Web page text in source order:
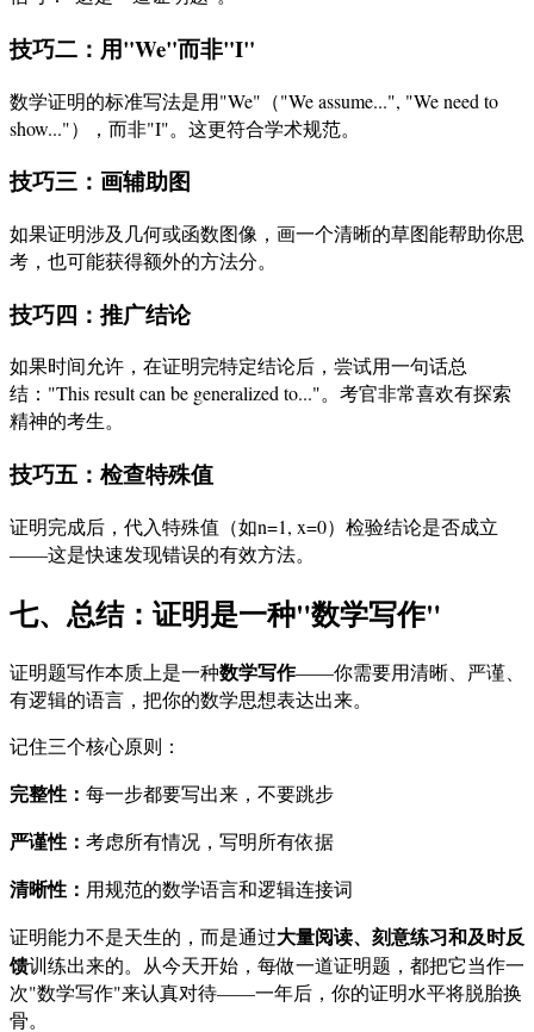
技巧二：用"We"而非"I"
数学证明的标准写法是用"We"（"We assume...", "We need to
show..."），而非"I"。这更符合学术规范。
技巧三：画辅助图
如果证明涉及几何或函数图像，画一个清晰的草图能帮助你思
考，也可能获得额外的方法分。
技巧四：推广结论
如果时间允许，在证明完特定结论后，尝试用一句话总
结："This result can be generalized to..."。考官非常喜欢有探索
精神的考生。
技巧五：检查特殊值
证明完成后，代入特殊值（如n=1, x=0）检验结论是否成立
——这是快速发现错误的有效方法。
七、总结：证明是一种"数学写作"
证明题写作本质上是一种数学写作——你需要用清晰、严谨、
有逻辑的语言，把你的数学思想表达出来。
记住三个核心原则：
完整性： 每一步都要写出来，不要跳步
严谨性： 考虑所有情况，写明所有依据
清晰性： 用规范的数学语言和逻辑连接词
证明能力不是天生的，而是通过大量阅读、刻意练习和及时反
馈训练出来的。从今天开始，每做一道证明题，都把它当作一
次"数学写作"来认真对待——一年后，你的证明水平将脱胎换
骨。